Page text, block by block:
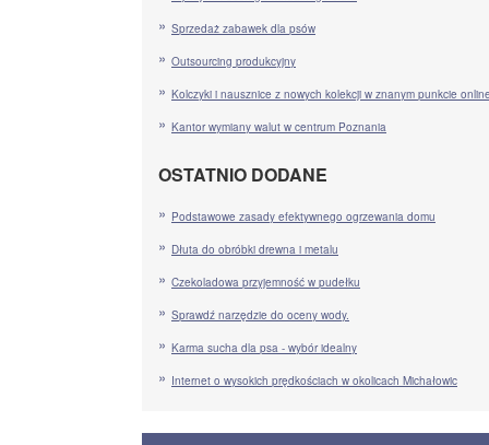
Sprzedaż zabawek dla psów
Outsourcing produkcyjny
Kolczyki i nausznice z nowych kolekcji w znanym punkcie
Kantor wymiany walut w centrum Poznania
OSTATNIO DODANE
Podstawowe zasady efektywnego ogrzewania domu
Dłuta do obróbki drewna i metalu
Czekoladowa przyjemność w pudełku
Sprawdź narzędzie do oceny wody.
Karma sucha dla psa - wybór idealny
Internet o wysokich prędkościach w okolicach Michałowic